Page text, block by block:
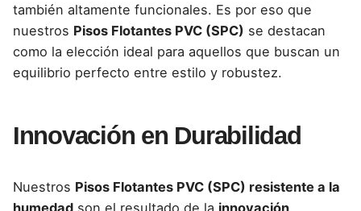
también altamente funcionales. Es por eso que
nuestros Pisos Flotantes PVC (SPC) se destacan
como la elección ideal para aquellos que buscan un
equilibrio perfecto entre estilo y robustez.
Innovación en Durabilidad
Nuestros Pisos Flotantes PVC (SPC) resistente a la